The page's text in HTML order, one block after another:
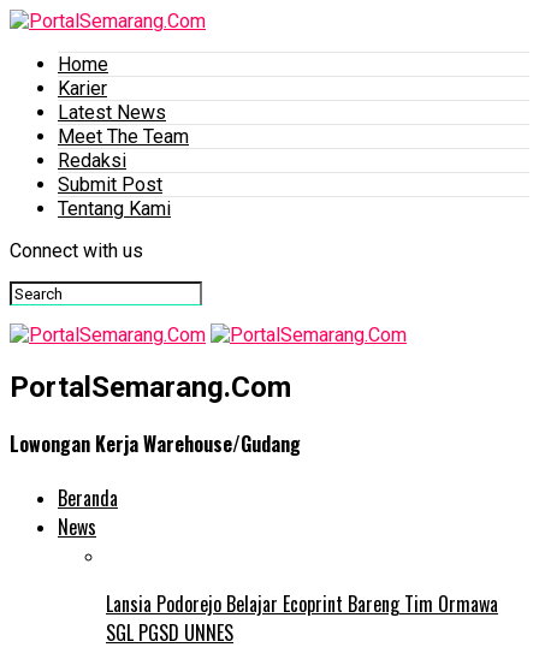
Home
Karier
Latest News
Meet The Team
Redaksi
Submit Post
Tentang Kami
Connect with us
PortalSemarang.Com
Lowongan Kerja Warehouse/Gudang
Beranda
News
Lansia Podorejo Belajar Ecoprint Bareng Tim Ormawa
SGL PGSD UNNES